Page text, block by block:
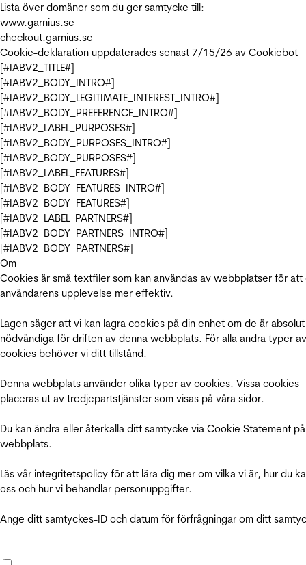
Lista över domäner som du ger samtycke till:
www.garnius.se
checkout.garnius.se
Cookie-deklaration uppdaterades senast 7/15/26 av Cookiebot
[#IABV2_TITLE#]
[#IABV2_BODY_INTRO#]
[#IABV2_BODY_LEGITIMATE_INTEREST_INTRO#]
[#IABV2_BODY_PREFERENCE_INTRO#]
[#IABV2_LABEL_PURPOSES#]
[#IABV2_BODY_PURPOSES_INTRO#]
[#IABV2_BODY_PURPOSES#]
[#IABV2_LABEL_FEATURES#]
[#IABV2_BODY_FEATURES_INTRO#]
[#IABV2_BODY_FEATURES#]
[#IABV2_LABEL_PARTNERS#]
[#IABV2_BODY_PARTNERS_INTRO#]
[#IABV2_BODY_PARTNERS#]
Om
Cookies är små textfiler som kan användas av webbplatser för att
användarens upplevelse mer effektiv.
Lagen säger att vi kan lagra cookies på din enhet om de är absolut
nödvändiga för driften av denna webbplats. För alla andra typer av
cookies behöver vi ditt tillstånd.
Denna webbplats använder olika typer av cookies. Vissa cookies
placeras ut av tredjepartstjänster som visas på våra sidor.
Du kan ändra eller återkalla ditt samtycke via Cookie Statement
webbplats.
Läs vår integritetspolicy för att lära dig mer om vilka vi är, hur du
oss och hur vi behandlar personuppgifter.
Ange ditt samtyckes-ID och datum för förfrågningar om ditt